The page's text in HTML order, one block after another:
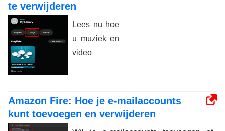
te verwijderen
Lees nu hoe
u muziek en
video
Amazon Fire: Hoe je e-mailaccounts
kunt toevoegen en verwijderen